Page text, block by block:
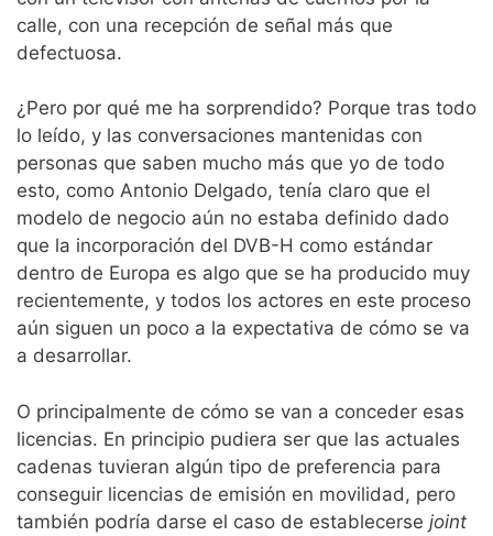
calle, con una recepción de señal más que
defectuosa.
¿Pero por qué me ha sorprendido? Porque tras todo
lo leído, y las conversaciones mantenidas con
personas que saben mucho más que yo de todo
esto, como Antonio Delgado, tenía claro que el
modelo de negocio aún no estaba definido dado
que la incorporación del DVB-H como estándar
dentro de Europa es algo que se ha producido muy
recientemente, y todos los actores en este proceso
aún siguen un poco a la expectativa de cómo se va
a desarrollar.
O principalmente de cómo se van a conceder esas
licencias. En principio pudiera ser que las actuales
cadenas tuvieran algún tipo de preferencia para
conseguir licencias de emisión en movilidad, pero
también podría darse el caso de establecerse joint